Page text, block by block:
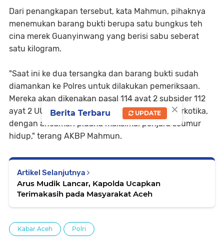
Dari penangkapan tersebut, kata Mahmun, pihaknya
menemukan barang bukti berupa satu bungkus teh
cina merek Guanyinwang yang berisi sabu seberat
satu kilogram.
"Saat ini ke dua tersangka dan barang bukti sudah
diamankan ke Polres untuk dilakukan pemeriksaan.
Mereka akan dikenakan pasal 114 ayat 2 subsider 112
ayat 2 UU RI nomor 35 tahun 2009 tentang Narkotika,
dengan ancaman pidana maksimal penjara seumur
hidup," terang AKBP Mahmun.
Artikel Selanjutnya
Arus Mudik Lancar, Kapolda Ucapkan
Terimakasih pada Masyarakat Aceh
Kabar Aceh Polri
×
Berita Terbaru UPDATE